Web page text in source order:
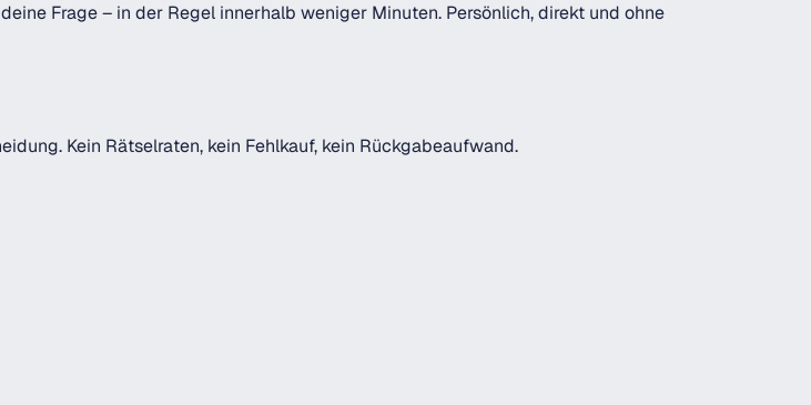
Frage – in der Regel innerhalb weniger Minuten. Persönlich, direkt und ohne
Kein Rätselraten, kein Fehlkauf, kein Rückgabeaufwand.